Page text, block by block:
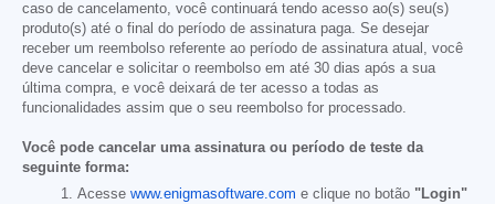
caso de cancelamento, você continuará tendo acesso ao(s) seu(s)
produto(s) até o final do período de assinatura paga. Se desejar
receber um reembolso referente ao período de assinatura atual, você
deve cancelar e solicitar o reembolso em até 30 dias após a sua
última compra, e você deixará de ter acesso a todas as
funcionalidades assim que o seu reembolso for processado.
Você pode cancelar uma assinatura ou período de teste da
seguinte forma:
Acesse www.enigmasoftware.com e clique no botão "Login"